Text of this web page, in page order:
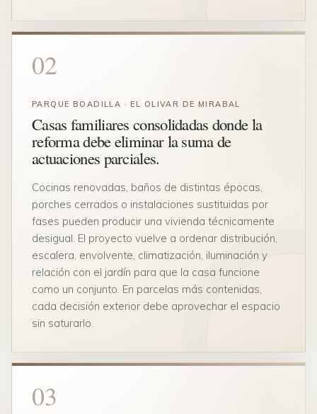
02
PARQUE BOADILLA · EL OLIVAR DE MIRABAL
Casas familiares consolidadas donde la
reforma debe eliminar la suma de
actuaciones parciales.
Cocinas renovadas, baños de distintas épocas,
porches cerrados o instalaciones sustituidas por
fases pueden producir una vivienda técnicamente
desigual. El proyecto vuelve a ordenar distribución,
escalera, envolvente, climatización, iluminación y
relación con el jardín para que la casa funcione
como un conjunto. En parcelas más contenidas,
cada decisión exterior debe aprovechar el espacio
sin saturarlo.
03